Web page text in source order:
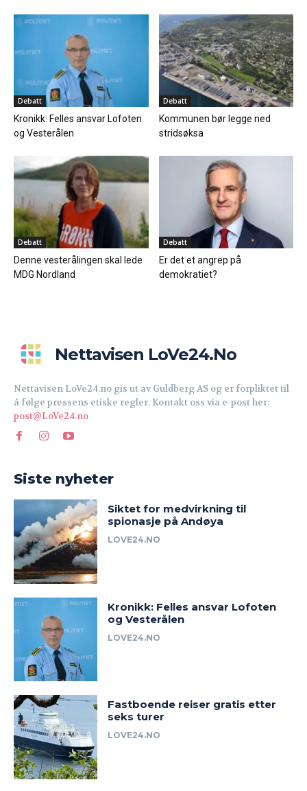
Debatt
Kronikk: Felles ansvar Lofoten
og Vesterålen
Debatt
Kommunen bør legge ned
stridsøksa
Debatt
Denne vesterålingen skal lede
MDG Nordland
Debatt
Er det et angrep på
demokratiet?
Nettavisen LoVe24.no
Nettavisen LoVe24.no gis ut av Guldberg AS og er forpliktet til
å følge pressens etiske regler. Kontakt oss via e-post her:
post@LoVe24.no
Siste nyheter
Siktet for medvirkning til
spionasje på Andøya
LOVE24.NO
Kronikk: Felles ansvar Lofoten
og Vesterålen
LOVE24.NO
Fastboende reiser gratis etter
seks turer
LOVE24.NO